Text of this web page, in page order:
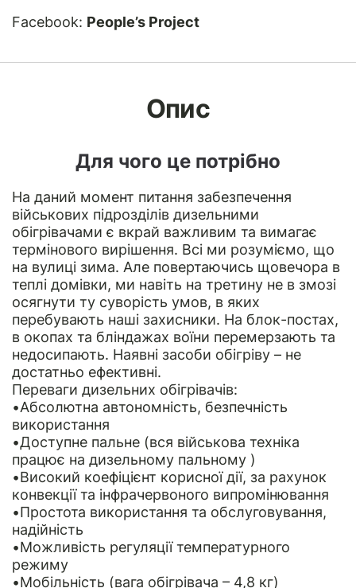
Facebook: People’s Project
Опис
Для чого це потрібно
На даний момент питання забезпечення
військових підрозділів дизельними
обігрівачами є вкрай важливим та вимагає
термінового вирішення. Всі ми розуміємо, що
на вулиці зима. Але повертаючись щовечора в
теплі домівки, ми навіть на третину не в змозі
осягнути ту суворість умов, в яких
перебувають наші захисники. На блок-постах,
в окопах та бліндажах воїни перемерзають та
недосипають. Наявні засоби обігріву – не
достатньо ефективні.
Переваги дизельних обігрівачів:
•Абсолютна автономність, безпечність
використання
•Доступне пальне (вся військова техніка
працює на дизельному пальному )
•Високий коефіцієнт корисної дії, за рахунок
конвекції та інфрачервоного випромінювання
•Простота використання та обслуговування,
надійність
•Можливість регуляції температурного
режиму
•Мобільність (вага обігрівача – 4,8 кг)